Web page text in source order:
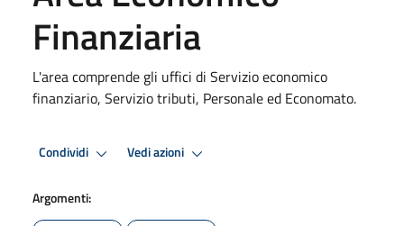
Finanziaria
L'area comprende gli uffici di Servizio economico
finanziario, Servizio tributi, Personale ed Economato.
Condividi Vedi azioni
Argomenti: